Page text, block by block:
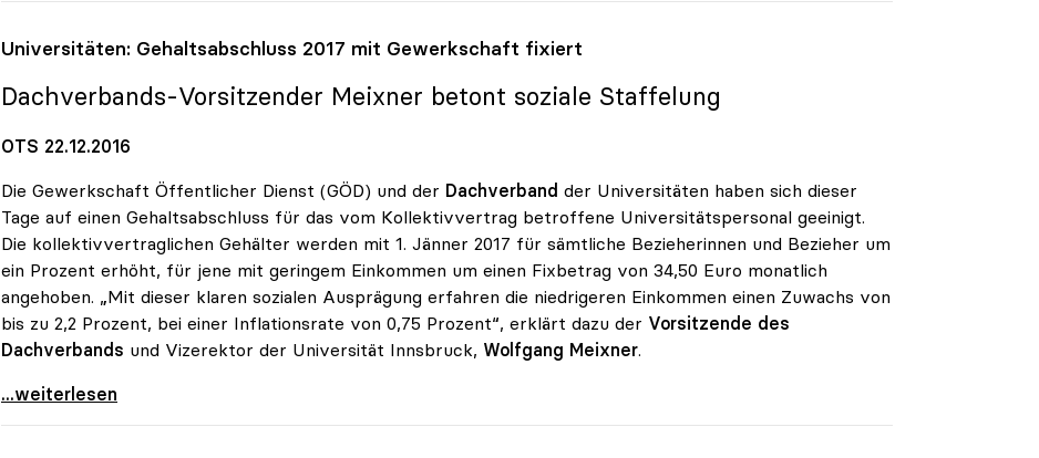
Universitäten: Gehaltsabschluss 2017 mit Gewerkschaft fixiert
Dachverbands-Vorsitzender Meixner betont soziale Staffelung
OTS 22.12.2016
Die Gewerkschaft Öffentlicher Dienst (GÖD) und der Dachverband der Universitäten haben sich dieser
Tage auf einen Gehaltsabschluss für das vom Kollektivvertrag betroffene Universitätspersonal geeinigt.
Die kollektivvertraglichen Gehälter werden mit 1. Jänner 2017 für sämtliche Bezieherinnen und Bezieher um
ein Prozent erhöht, für jene mit geringem Einkommen um einen Fixbetrag von 34,50 Euro monatlich
angehoben. „Mit dieser klaren sozialen Ausprägung erfahren die niedrigeren Einkommen einen Zuwachs von
bis zu 2,2 Prozent, bei einer Inflationsrate von 0,75 Prozent“, erklärt dazu der Vorsitzende des
Dachverbands und Vizerektor der Universität Innsbruck, Wolfgang Meixner.
Universitäten: Gehaltsabschluss 2017 mit
...weiterlesen